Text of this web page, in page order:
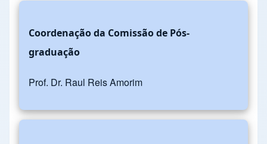
Coordenação da Comissão de Pós-
graduação
Prof. Dr. Raul Reis Amorim